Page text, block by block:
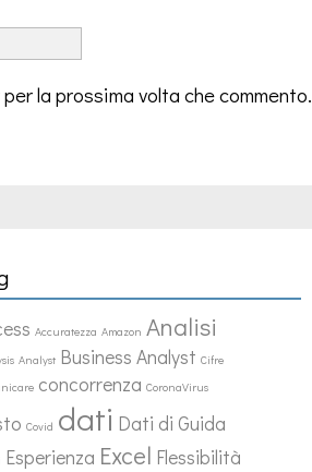
la prossima volta che commento.
Accuratezza Amazon Analisi
Analyst Business Analyst Cifre
concorrenza CoronaVirus
Covid dati Dati di Guida
Esperienza Excel Flessibilità